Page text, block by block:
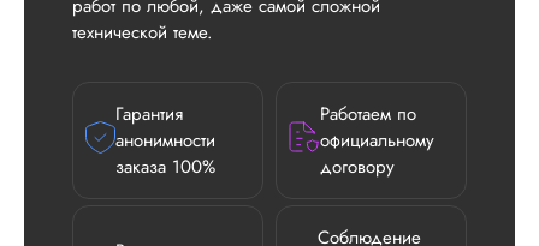
работ по любой, даже самой сложной
технической теме.
Гарантия
анонимности
заказа 100%
Работаем по
официальному
договору
Соблюдение